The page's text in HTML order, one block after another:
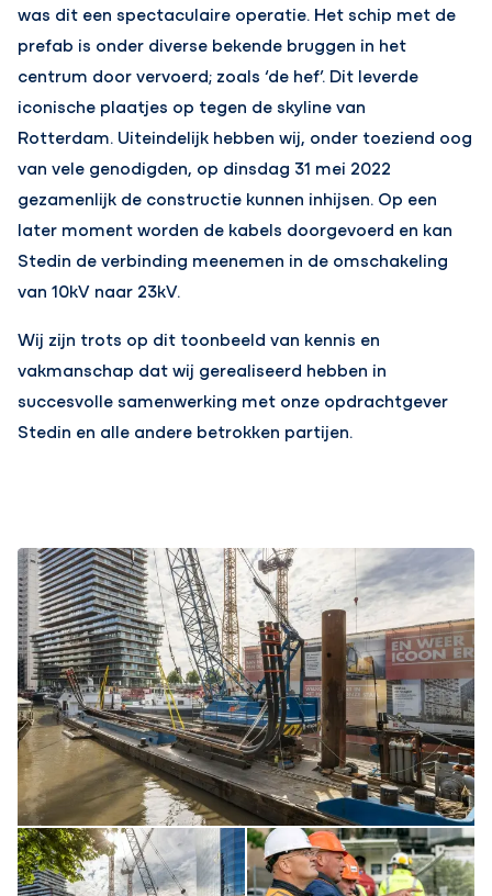
was dit een spectaculaire operatie. Het schip met de
prefab is onder diverse bekende bruggen in het
centrum door vervoerd; zoals ‘de hef’. Dit leverde
iconische plaatjes op tegen de skyline van
Rotterdam. Uiteindelijk hebben wij, onder toeziend oog
van vele genodigden, op dinsdag 31 mei 2022
gezamenlijk de constructie kunnen inhijsen. Op een
later moment worden de kabels doorgevoerd en kan
Stedin de verbinding meenemen in de omschakeling
van 10kV naar 23kV.
Wij zijn trots op dit toonbeeld van kennis en
vakmanschap dat wij gerealiseerd hebben in
succesvolle samenwerking met onze opdrachtgever
Stedin en alle andere betrokken partijen.